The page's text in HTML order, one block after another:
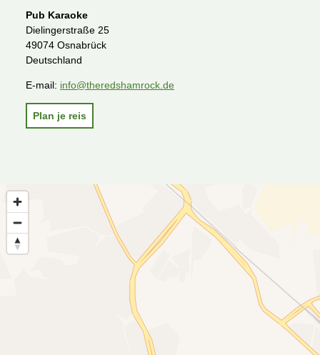
Pub Karaoke
Dielingerstraße 25
49074 Osnabrück
Deutschland
E-mail: info@theredshamrock.de
Plan je reis